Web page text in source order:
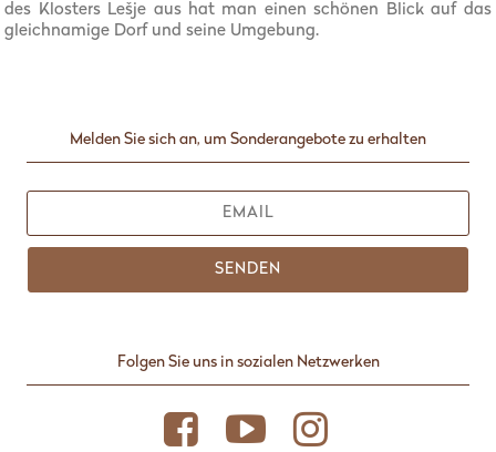
des Klosters Lešje aus hat man einen schönen Blick auf das
gleichnamige Dorf und seine Umgebung.
Melden Sie sich an, um Sonderangebote zu erhalten
SENDEN
Folgen Sie uns in sozialen Netzwerken